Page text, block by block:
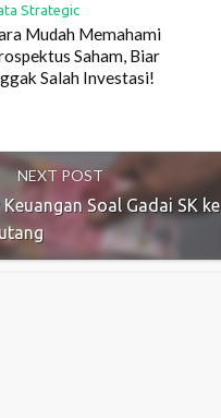
Strategic
Mudah Memahami
Saham, Biar
Salah Investasi!
NEXT POST
Soal Gadai SK ke